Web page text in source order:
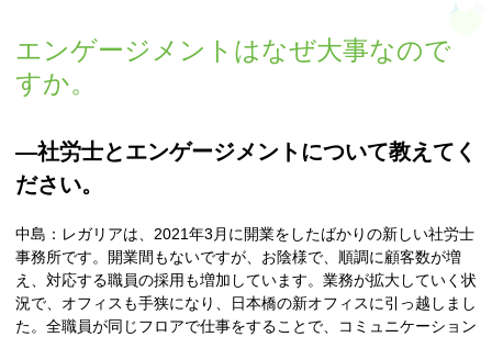
エンゲージメントはなぜ大事なので
すか。
―社労士とエンゲージメントについて教えてく
ださい。
中島：レガリアは、2021年3月に開業をしたばかりの新しい社労士
事務所です。開業間もないですが、お陰様で、順調に顧客数が増
え、対応する職員の採用も増加しています。業務が拡大していく状
況で、オフィスも手狭になり、日本橋の新オフィスに引っ越しまし
た。全職員が同じフロアで仕事をすることで、コミュニケーション